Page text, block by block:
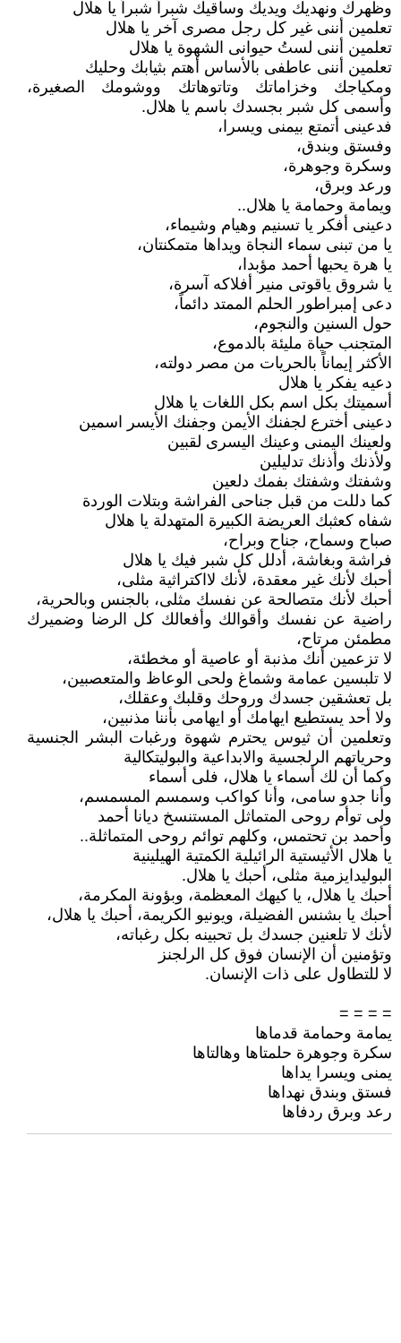
وظهرك ونهديك ويديك وساقيك شبراً شبراً يا هلال
تعلمين أننى غير كل رجل مصرى آخر يا هلال
تعلمين أننى لستُ حيوانى الشهوة يا هلال
تعلمين أننى عاطفى بالأساس أهتم بثيابك وحليك
ومكياجك وخزاماتك وتاتوهاتك ووشومك الصغيرة،
وأسمى كل شبر بجسدك باسم يا هلال.
فدعينى أتمتع بيمنى ويسرا،
وفستق وبندق،
وسكرة وجوهرة،
ورعد وبرق،
ويمامة وحمامة يا هلال..
دعينى أفكر يا تسنيم وهيام وشيماء،
يا من تبنى سماء النجاة ويداها متمكنتان،
يا هرة يحبها أحمد مؤبدا،
يا شروق ياقوتى منير أفلاكه آسرة،
دعى إمبراطور الحلم الممتد دائماً،
حول السنين والنجوم،
المتجنب حياة مليئة بالدموع،
الأكثر إيماناً بالحريات من مصر دولته،
دعيه يفكر يا هلال
أسميتك بكل اسم بكل اللغات يا هلال
دعينى أخترع لجفنك الأيمن وجفنك الأيسر اسمين
ولعينك اليمنى وعينك اليسرى لقبين
ولأذنك وأذنك تدليلين
وشفتك وشفتك بفمك دلعين
كما دللت من قبل جناحى الفراشة وبتلات الوردة
شفاه كعثبك العريضة الكبيرة المتهدلة يا هلال
صباح وسماح، جناح وبراح،
فراشة وبغاشة، أدلل كل شبر فيك يا هلال
أحبك لأنك غير معقدة، لأنك لااكتراثية مثلى،
أحبك لأنك متصالحة عن نفسك مثلى، بالجنس وبالحرية،
راضية عن نفسك وأقوالك وأفعالك كل الرضا وضميرك
مطمئن مرتاح،
لا تزعمين أنك مذنبة أو عاصية أو مخطئة،
لا تلبسين عمامة وشماغ ولحى الوعاظ والمتعصبين،
بل تعشقين جسدك وروحك وقلبك وعقلك،
ولا أحد يستطيع ايهامك أو ايهامى بأننا مذنبين،
وتعلمين أن ثيوس يحترم شهوة ورغبات البشر الجنسية
وحرياتهم الرلجسية والابداعية والبوليتكالية
وكما أن لك أسماء يا هلال، فلى أسماء
وأنا جدو سامى، وأنا كواكب وسمسم المسمسم،
ولى توأم روحى المتماثل المستنسخ ديانا أحمد
وأحمد بن تحتمس، وكلهم توائم روحى المتماثلة..
يا هلال الأثيستية الرائيلية الكمتية الهيلينية
البوليدايزمية مثلى، أحبك يا هلال.
أحبك يا هلال، يا كيهك المعظمة، وبؤونة المكرمة،
أحبك يا بشنس الفضيلة، ويونيو الكريمة، أحبك يا هلال،
لأنك لا تلعنين جسدك بل تحبينه بكل رغباته،
وتؤمنين أن الإنسان فوق كل الرلجنز
لا للتطاول على ذات الإنسان.
= = = =
يمامة وحمامة قدماها
سكرة وجوهرة حلمتاها وهالتاها
يمنى ويسرا يداها
فستق وبندق نهداها
رعد وبرق ردفاها